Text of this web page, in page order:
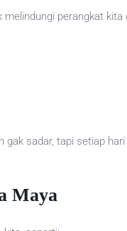
perangkat
gak sadar, tapi setiap
Maya